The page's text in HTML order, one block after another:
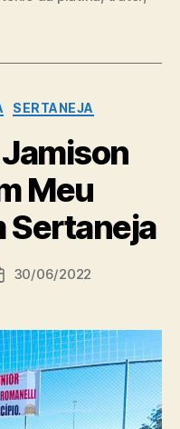
SERTANEJA
Meu
Sertaneja
30/06/2022